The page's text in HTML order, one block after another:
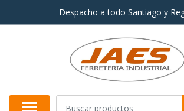
Despacho a todo Santiago y